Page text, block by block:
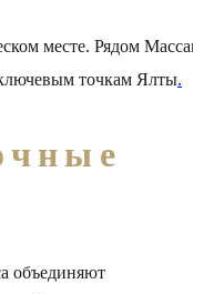
месте. Рядом
точкам Ялты.
объединяют